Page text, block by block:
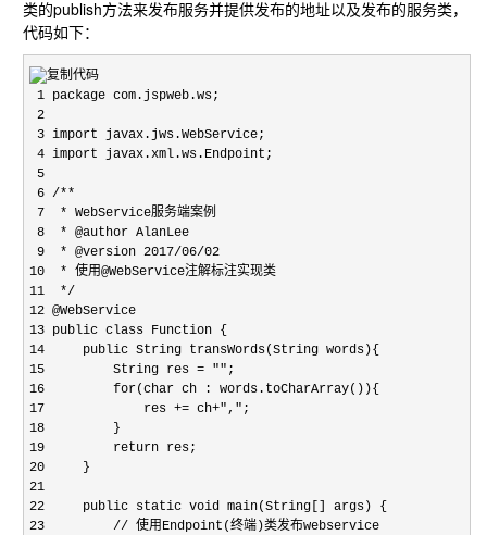
类的publish方法来发布服务并提供发布的地址以及发布的服务类，
代码如下：
1 package com.jspweb.ws;
2
3 import javax.jws.WebService;
4 import javax.xml.ws.Endpoint;
5
6 /**
7  * WebService服务端案例
8  * @author AlanLee
9  * @version 2017/06/02
10  * 使用@WebService注解标注实现类
11  */
12 @WebService
13 public class Function {
14     public String transWords(String words){
15         String res = "";
16         for(char ch : words.toCharArray()){
17             res += ch+",";
18         }
19         return res;
20     }
21
22     public static void main(String[] args) {
23         // 使用Endpoint(终端)类发布webservice